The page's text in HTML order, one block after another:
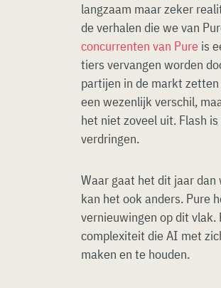
langzaam maar zeker
de verhalen die we van
concurrenten van Pure is
tiers vervangen worden
partijen in de markt zetten
een wezenlijk verschil,
het niet zoveel uit. Flash
verdringen.
Waar gaat het dit jaar
kan het ook anders. Pure
vernieuwingen op dit
complexiteit die AI met
maken en te houden.